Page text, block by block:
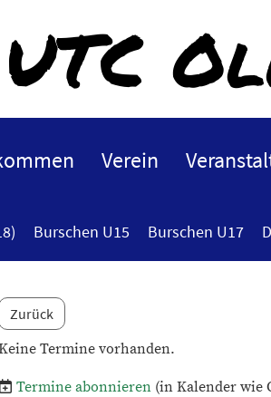
UTC
Verein
Burschen U15 Burschen U17
Zurück
Termine vorhanden.
Termine abonnieren (in Kalender wie